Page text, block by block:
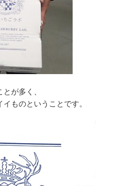
が多く、
ものということです。